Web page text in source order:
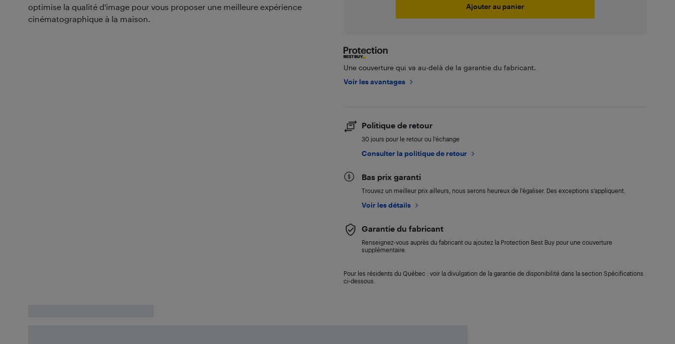
optimise la qualité d'image pour vous proposer une meilleure expérience
cinématographique à la maison.
Ajouter au panier
Une couverture qui va au-delà de la garantie du fabricant.
Voir les avantages
Politique de retour
30 jours pour le retour ou l’échange
Consulter la politique de retour
Bas prix garanti
Trouvez un meilleur prix ailleurs, nous serons heureux de l’égaliser. Des exceptions s’appliquent.
Voir les détails
Garantie du fabricant
Renseignez-vous auprès du fabricant ou ajoutez la Protection Best Buy pour une couverture
supplémentaire.
Pour les résidents du Québec : voir la divulgation de la garantie de disponibilité dans la section Spécifications
ci-dessous.